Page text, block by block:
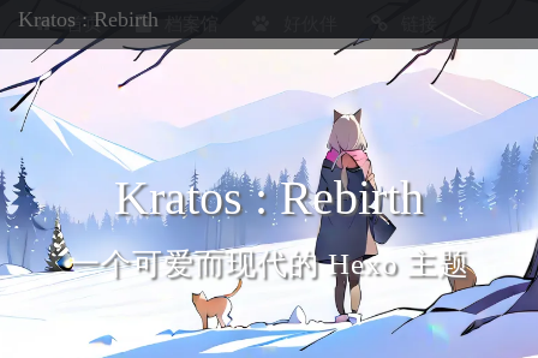
首页
Kratos : Rebirth
Kratos : Rebirth
一个可爱而现代的 Hexo 主题